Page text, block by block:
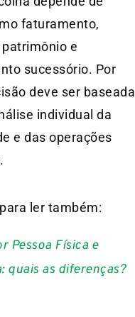
faturamento,
e
sucessório. Por
deve ser baseada
individual da
e das operações
ler também:
Pessoa Física e
quais as diferenças?